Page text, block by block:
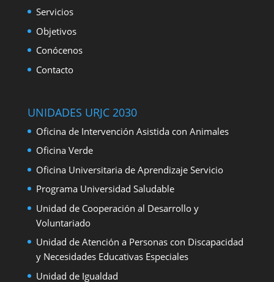
Servicios
Objetivos
Conócenos
Contacto
UNIDADES URJC 2030
Oficina de Intervención Asistida con Animales
Oficina Verde
Oficina Universitaria de Aprendizaje Servicio
Programa Universidad Saludable
Unidad de Cooperación al Desarrollo y
Voluntariado
Unidad de Atención a Personas con Discapacidad
y Necesidades Educativas Especiales
Unidad de Igualdad